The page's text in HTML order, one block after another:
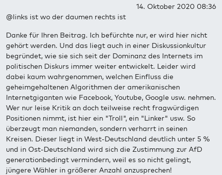
14. Oktober 2020 08:36
@links ist wo der daumen rechts ist
Danke für Ihren Beitrag. Ich befürchte nur, er wird hier nicht
gehört werden. Und das liegt auch in einer Diskussionkultur
begründet, wie sie sich seit der Dominanz des Internets im
politischen Diskurs immer weiter entwickelt. Leider wird
dabei kaum wahrgenommen, welchen Einfluss die
geheimgehaltenen Algorithmen der amerikanischen
Internetgiganten wie Facebook, Youtube, Google usw. nehmen.
Wer nur leise Kritik an doch teilweise recht fragwürdigen
Positionen nimmt, ist hier ein "Troll", ein "Linker" usw. So
überzeugt man niemanden, sondern verharrt in seinen
Kreisen. Dieser liegt in West-Deutschland deutlich unter 5 %
und in Ost-Deutschland wird sich die Zustimmung zur AfD
generationbedingt vermindern, weil es so nicht gelingt,
jüngere Wähler in größerer Anzahl anzusprechen!